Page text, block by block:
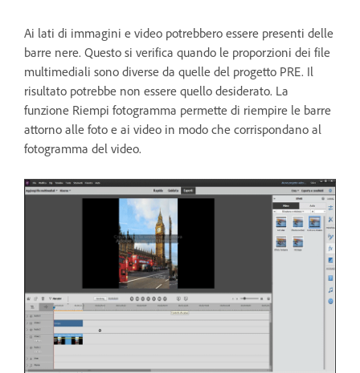
Ai lati di immagini e video potrebbero essere presenti delle
barre nere. Questo si verifica quando le proporzioni dei file
multimediali sono diverse da quelle del progetto PRE. Il
risultato potrebbe non essere quello desiderato. La
funzione Riempi fotogramma permette di riempire le barre
attorno alle foto e ai video in modo che corrispondano al
fotogramma del video.